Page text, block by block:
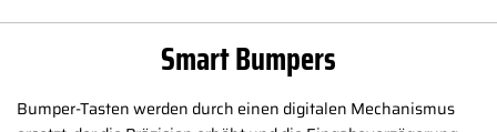
Smart Bumpers
Bumper-Tasten werden durch einen digitalen Mechanismus